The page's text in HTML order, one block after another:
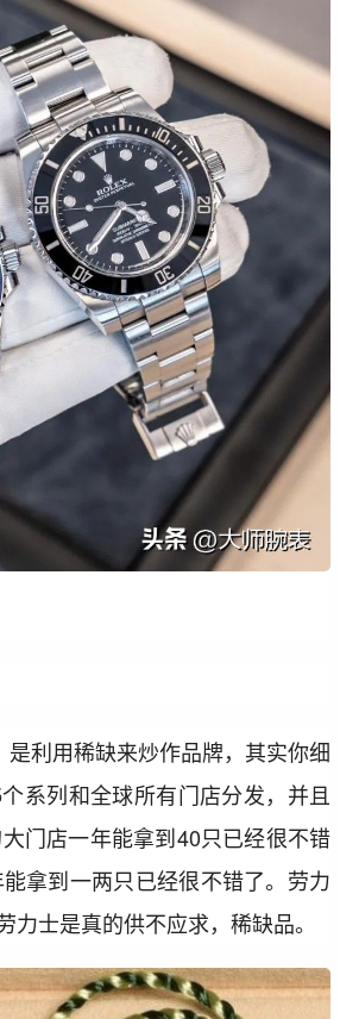
利用稀缺来炒作品牌，其实你细
系列和全球所有门店分发，并且
门店一年能拿到40只已经很不错
拿到一两只已经很不错了。劳力
士是真的供不应求，稀缺品。